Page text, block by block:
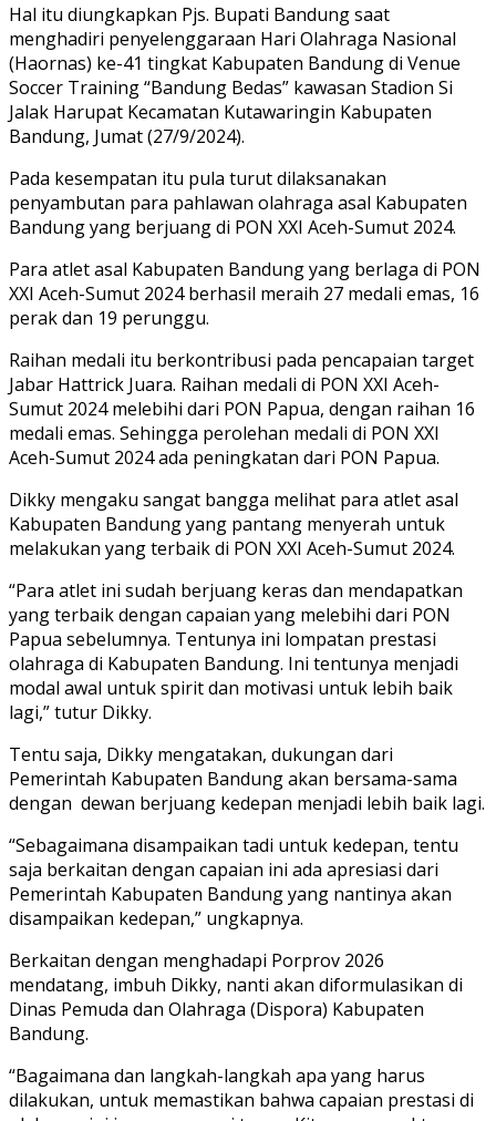
Hal itu diungkapkan Pjs. Bupati Bandung saat
menghadiri penyelenggaraan Hari Olahraga Nasional
(Haornas) ke-41 tingkat Kabupaten Bandung di Venue
Soccer Training “Bandung Bedas” kawasan Stadion Si
Jalak Harupat Kecamatan Kutawaringin Kabupaten
Bandung, Jumat (27/9/2024).
Pada kesempatan itu pula turut dilaksanakan
penyambutan para pahlawan olahraga asal Kabupaten
Bandung yang berjuang di PON XXI Aceh-Sumut 2024.
Para atlet asal Kabupaten Bandung yang berlaga di PON
XXI Aceh-Sumut 2024 berhasil meraih 27 medali emas, 16
perak dan 19 perunggu.
Raihan medali itu berkontribusi pada pencapaian target
Jabar Hattrick Juara. Raihan medali di PON XXI Aceh-
Sumut 2024 melebihi dari PON Papua, dengan raihan 16
medali emas. Sehingga perolehan medali di PON XXI
Aceh-Sumut 2024 ada peningkatan dari PON Papua.
Dikky mengaku sangat bangga melihat para atlet asal
Kabupaten Bandung yang pantang menyerah untuk
melakukan yang terbaik di PON XXI Aceh-Sumut 2024.
“Para atlet ini sudah berjuang keras dan mendapatkan
yang terbaik dengan capaian yang melebihi dari PON
Papua sebelumnya. Tentunya ini lompatan prestasi
olahraga di Kabupaten Bandung. Ini tentunya menjadi
modal awal untuk spirit dan motivasi untuk lebih baik
lagi,” tutur Dikky.
Tentu saja, Dikky mengatakan, dukungan dari
Pemerintah Kabupaten Bandung akan bersama-sama
dengan dewan berjuang kedepan menjadi lebih baik lagi.
“Sebagaimana disampaikan tadi untuk kedepan, tentu
saja berkaitan dengan capaian ini ada apresiasi dari
Pemerintah Kabupaten Bandung yang nantinya akan
disampaikan kedepan,” ungkapnya.
Berkaitan dengan menghadapi Porprov 2026
mendatang, imbuh Dikky, nanti akan diformulasikan di
Dinas Pemuda dan Olahraga (Dispora) Kabupaten
Bandung.
“Bagaimana dan langkah-langkah apa yang harus
dilakukan, untuk memastikan bahwa capaian prestasi di